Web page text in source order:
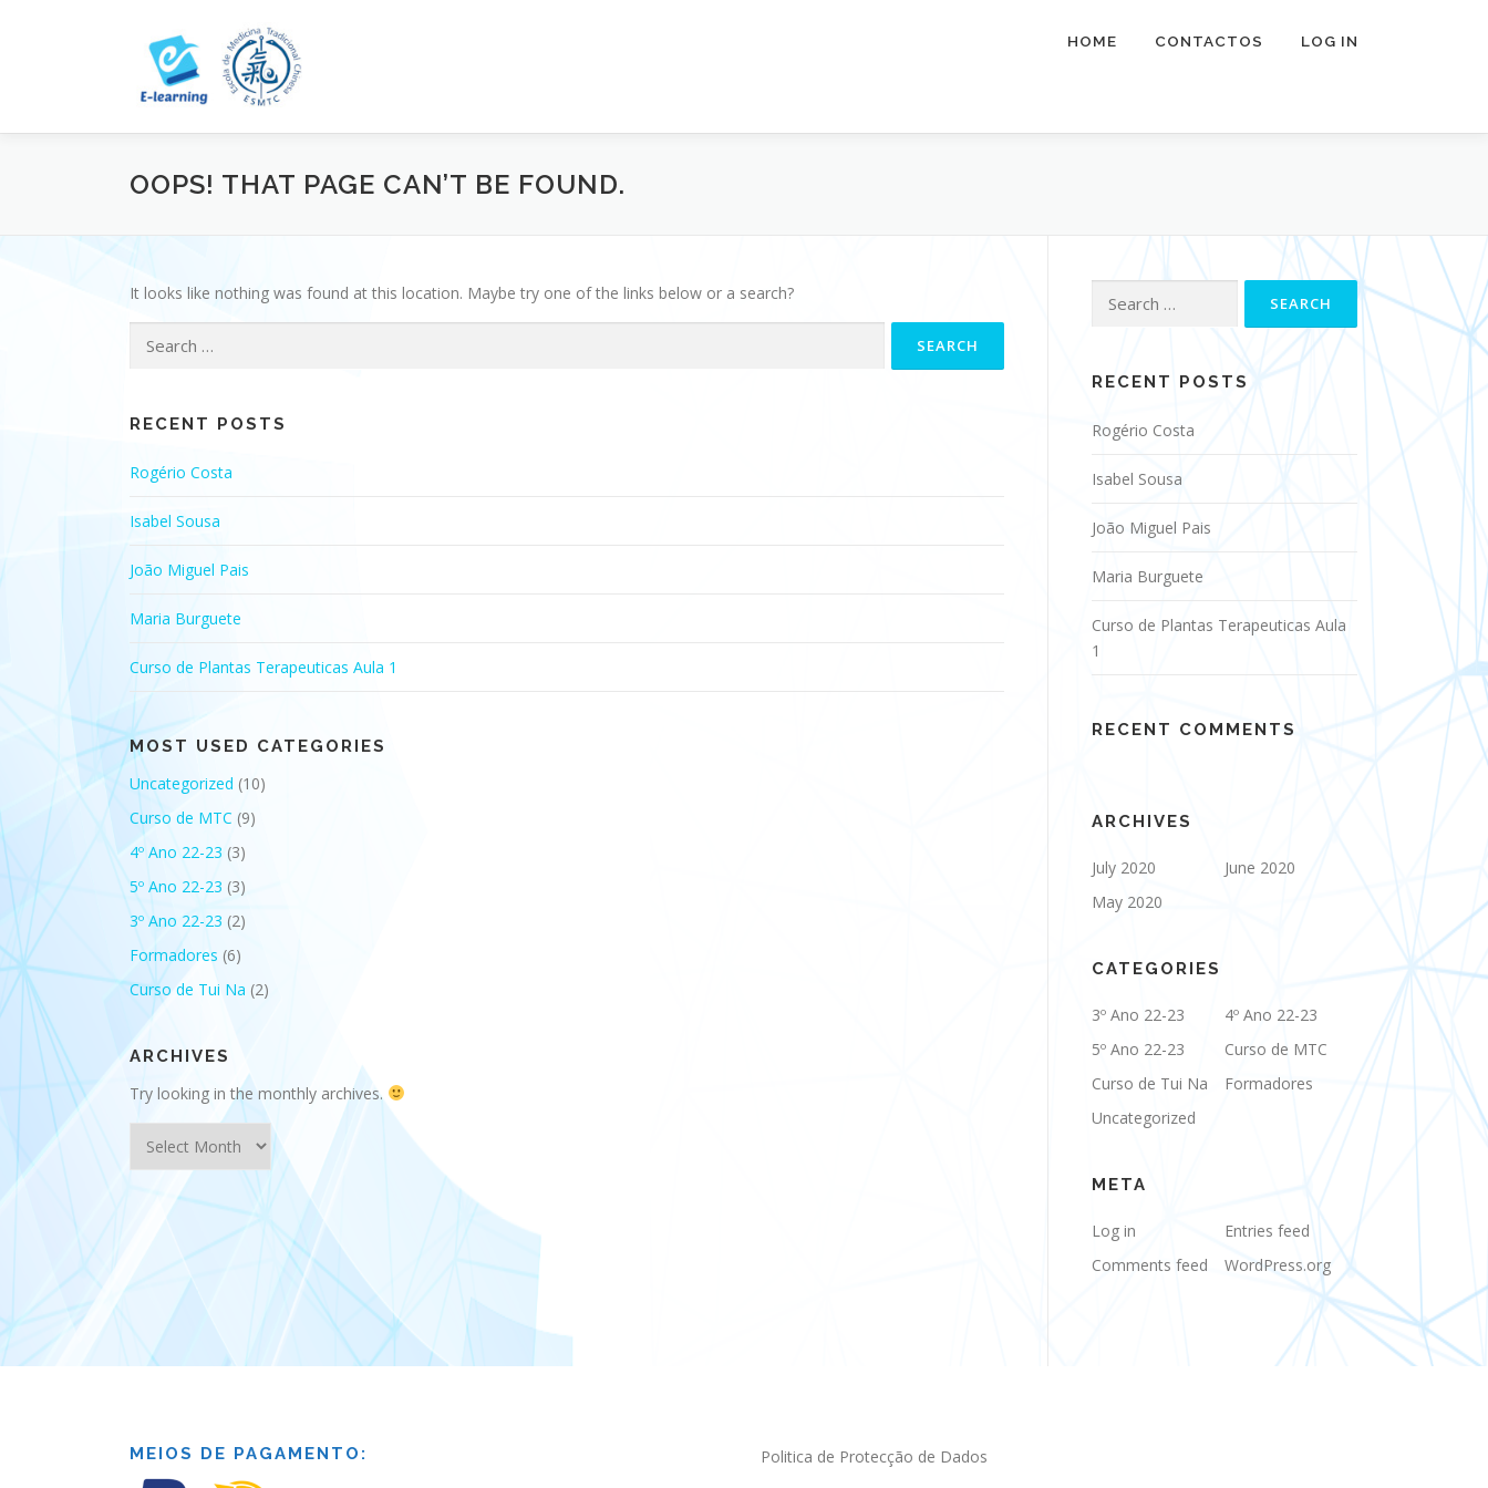
HOME CONTACTOS LOG IN
OOPS! THAT PAGE CAN’T BE FOUND.
It looks like nothing was found at this location. Maybe try one of the links below or a search?
for:
RECENT POSTS
Rogério Costa
Isabel Sousa
João Miguel Pais
Maria Burguete
Curso de Plantas Terapeuticas Aula 1
MOST USED CATEGORIES
Uncategorized (10)
Curso de MTC (9)
4º Ano 22-23 (3)
5º Ano 22-23 (3)
3º Ano 22-23 (2)
Formadores (6)
Curso de Tui Na (2)
ARCHIVES
Try looking in the monthly archives.
for:
RECENT POSTS
Rogério Costa
Isabel Sousa
João Miguel Pais
Maria Burguete
Curso de Plantas Terapeuticas Aula
1
RECENT COMMENTS
ARCHIVES
July 2020
June 2020
May 2020
CATEGORIES
3º Ano 22-23
4º Ano 22-23
5º Ano 22-23
Curso de MTC
Curso de Tui Na
Formadores
Uncategorized
META
Log in
Entries feed
Comments feed
WordPress.org
MEIOS DE PAGAMENTO: Politica de Protecção de Dados